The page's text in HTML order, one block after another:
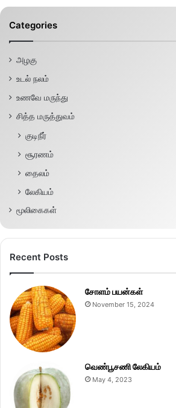
Categories
அழகு
உடல் நலம்
உணவே மருந்து
சித்த மருத்துவம்
குடிநீர்
சூரணம்
தைலம்
லேகியம்
மூலிகைகள்
Recent Posts
சோளம் பயன்கள்
November 15, 2024
வெண்பூசணி லேகியம்
May 4, 2023